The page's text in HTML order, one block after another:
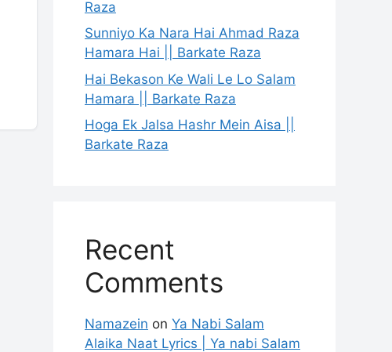
Raza
Sunniyo Ka Nara Hai Ahmad Raza
Hamara Hai || Barkate Raza
Hai Bekason Ke Wali Le Lo Salam
Hamara || Barkate Raza
Hoga Ek Jalsa Hashr Mein Aisa ||
Barkate Raza
Recent
Comments
Namazein on Ya Nabi Salam
Alaika Naat Lyrics | Ya nabi Salam